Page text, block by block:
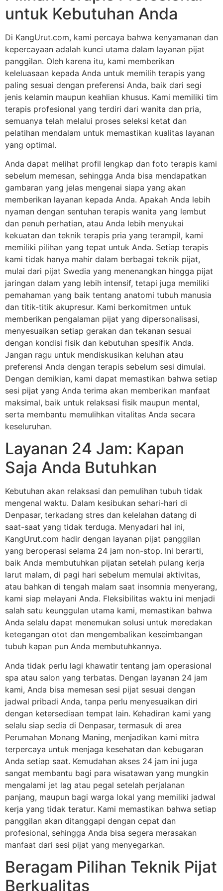
untuk Kebutuhan Anda
Di KangUrut.com, kami percaya bahwa kenyamanan dan
kepercayaan adalah kunci utama dalam layanan pijat
panggilan. Oleh karena itu, kami memberikan
keleluasaan kepada Anda untuk memilih terapis yang
paling sesuai dengan preferensi Anda, baik dari segi
jenis kelamin maupun keahlian khusus. Kami memiliki tim
terapis profesional yang terdiri dari wanita dan pria,
semuanya telah melalui proses seleksi ketat dan
pelatihan mendalam untuk memastikan kualitas layanan
yang optimal.
Anda dapat melihat profil lengkap dan foto terapis kami
sebelum memesan, sehingga Anda bisa mendapatkan
gambaran yang jelas mengenai siapa yang akan
memberikan layanan kepada Anda. Apakah Anda lebih
nyaman dengan sentuhan terapis wanita yang lembut
dan penuh perhatian, atau Anda lebih menyukai
kekuatan dan teknik terapis pria yang terampil, kami
memiliki pilihan yang tepat untuk Anda. Setiap terapis
kami tidak hanya mahir dalam berbagai teknik pijat,
mulai dari pijat Swedia yang menenangkan hingga pijat
jaringan dalam yang lebih intensif, tetapi juga memiliki
pemahaman yang baik tentang anatomi tubuh manusia
dan titik-titik akupresur. Kami berkomitmen untuk
memberikan pengalaman pijat yang dipersonalisasi,
menyesuaikan setiap gerakan dan tekanan sesuai
dengan kondisi fisik dan kebutuhan spesifik Anda.
Jangan ragu untuk mendiskusikan keluhan atau
preferensi Anda dengan terapis sebelum sesi dimulai.
Dengan demikian, kami dapat memastikan bahwa setiap
sesi pijat yang Anda terima akan memberikan manfaat
maksimal, baik untuk relaksasi fisik maupun mental,
serta membantu memulihkan vitalitas Anda secara
keseluruhan.
Layanan 24 Jam: Kapan
Saja Anda Butuhkan
Kebutuhan akan relaksasi dan pemulihan tubuh tidak
mengenal waktu. Dalam kesibukan sehari-hari di
Denpasar, terkadang stres dan kelelahan datang di
saat-saat yang tidak terduga. Menyadari hal ini,
KangUrut.com hadir dengan layanan pijat panggilan
yang beroperasi selama 24 jam non-stop. Ini berarti,
baik Anda membutuhkan pijatan setelah pulang kerja
larut malam, di pagi hari sebelum memulai aktivitas,
atau bahkan di tengah malam saat insomnia menyerang,
kami siap melayani Anda. Fleksibilitas waktu ini menjadi
salah satu keunggulan utama kami, memastikan bahwa
Anda selalu dapat menemukan solusi untuk meredakan
ketegangan otot dan mengembalikan keseimbangan
tubuh kapan pun Anda membutuhkannya.
Anda tidak perlu lagi khawatir tentang jam operasional
spa atau salon yang terbatas. Dengan layanan 24 jam
kami, Anda bisa memesan sesi pijat sesuai dengan
jadwal pribadi Anda, tanpa perlu menyesuaikan diri
dengan ketersediaan tempat lain. Kehadiran kami yang
selalu siap sedia di Denpasar, termasuk di area
Perumahan Monang Maning, menjadikan kami mitra
terpercaya untuk menjaga kesehatan dan kebugaran
Anda setiap saat. Kemudahan akses 24 jam ini juga
sangat membantu bagi para wisatawan yang mungkin
mengalami jet lag atau pegal setelah perjalanan
panjang, maupun bagi warga lokal yang memiliki jadwal
kerja yang tidak teratur. Kami memastikan bahwa setiap
panggilan akan ditanggapi dengan cepat dan
profesional, sehingga Anda bisa segera merasakan
manfaat dari sesi pijat yang menyegarkan.
Beragam Pilihan Teknik Pijat
Berkualitas